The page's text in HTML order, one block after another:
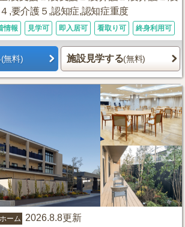
,要介護５,認知症,認知症重度
情報 見学可 即入居可 看取り可 終身利用可
(無料) 施設見学する(無料)
ーム 2026.8.8更新